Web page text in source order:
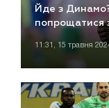
Йде з
попрощатися
11:31, 15 травня